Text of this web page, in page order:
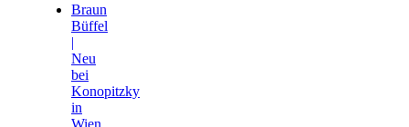
Braun
Büffel
|
Neu
bei
Konopitzky
in
Wien